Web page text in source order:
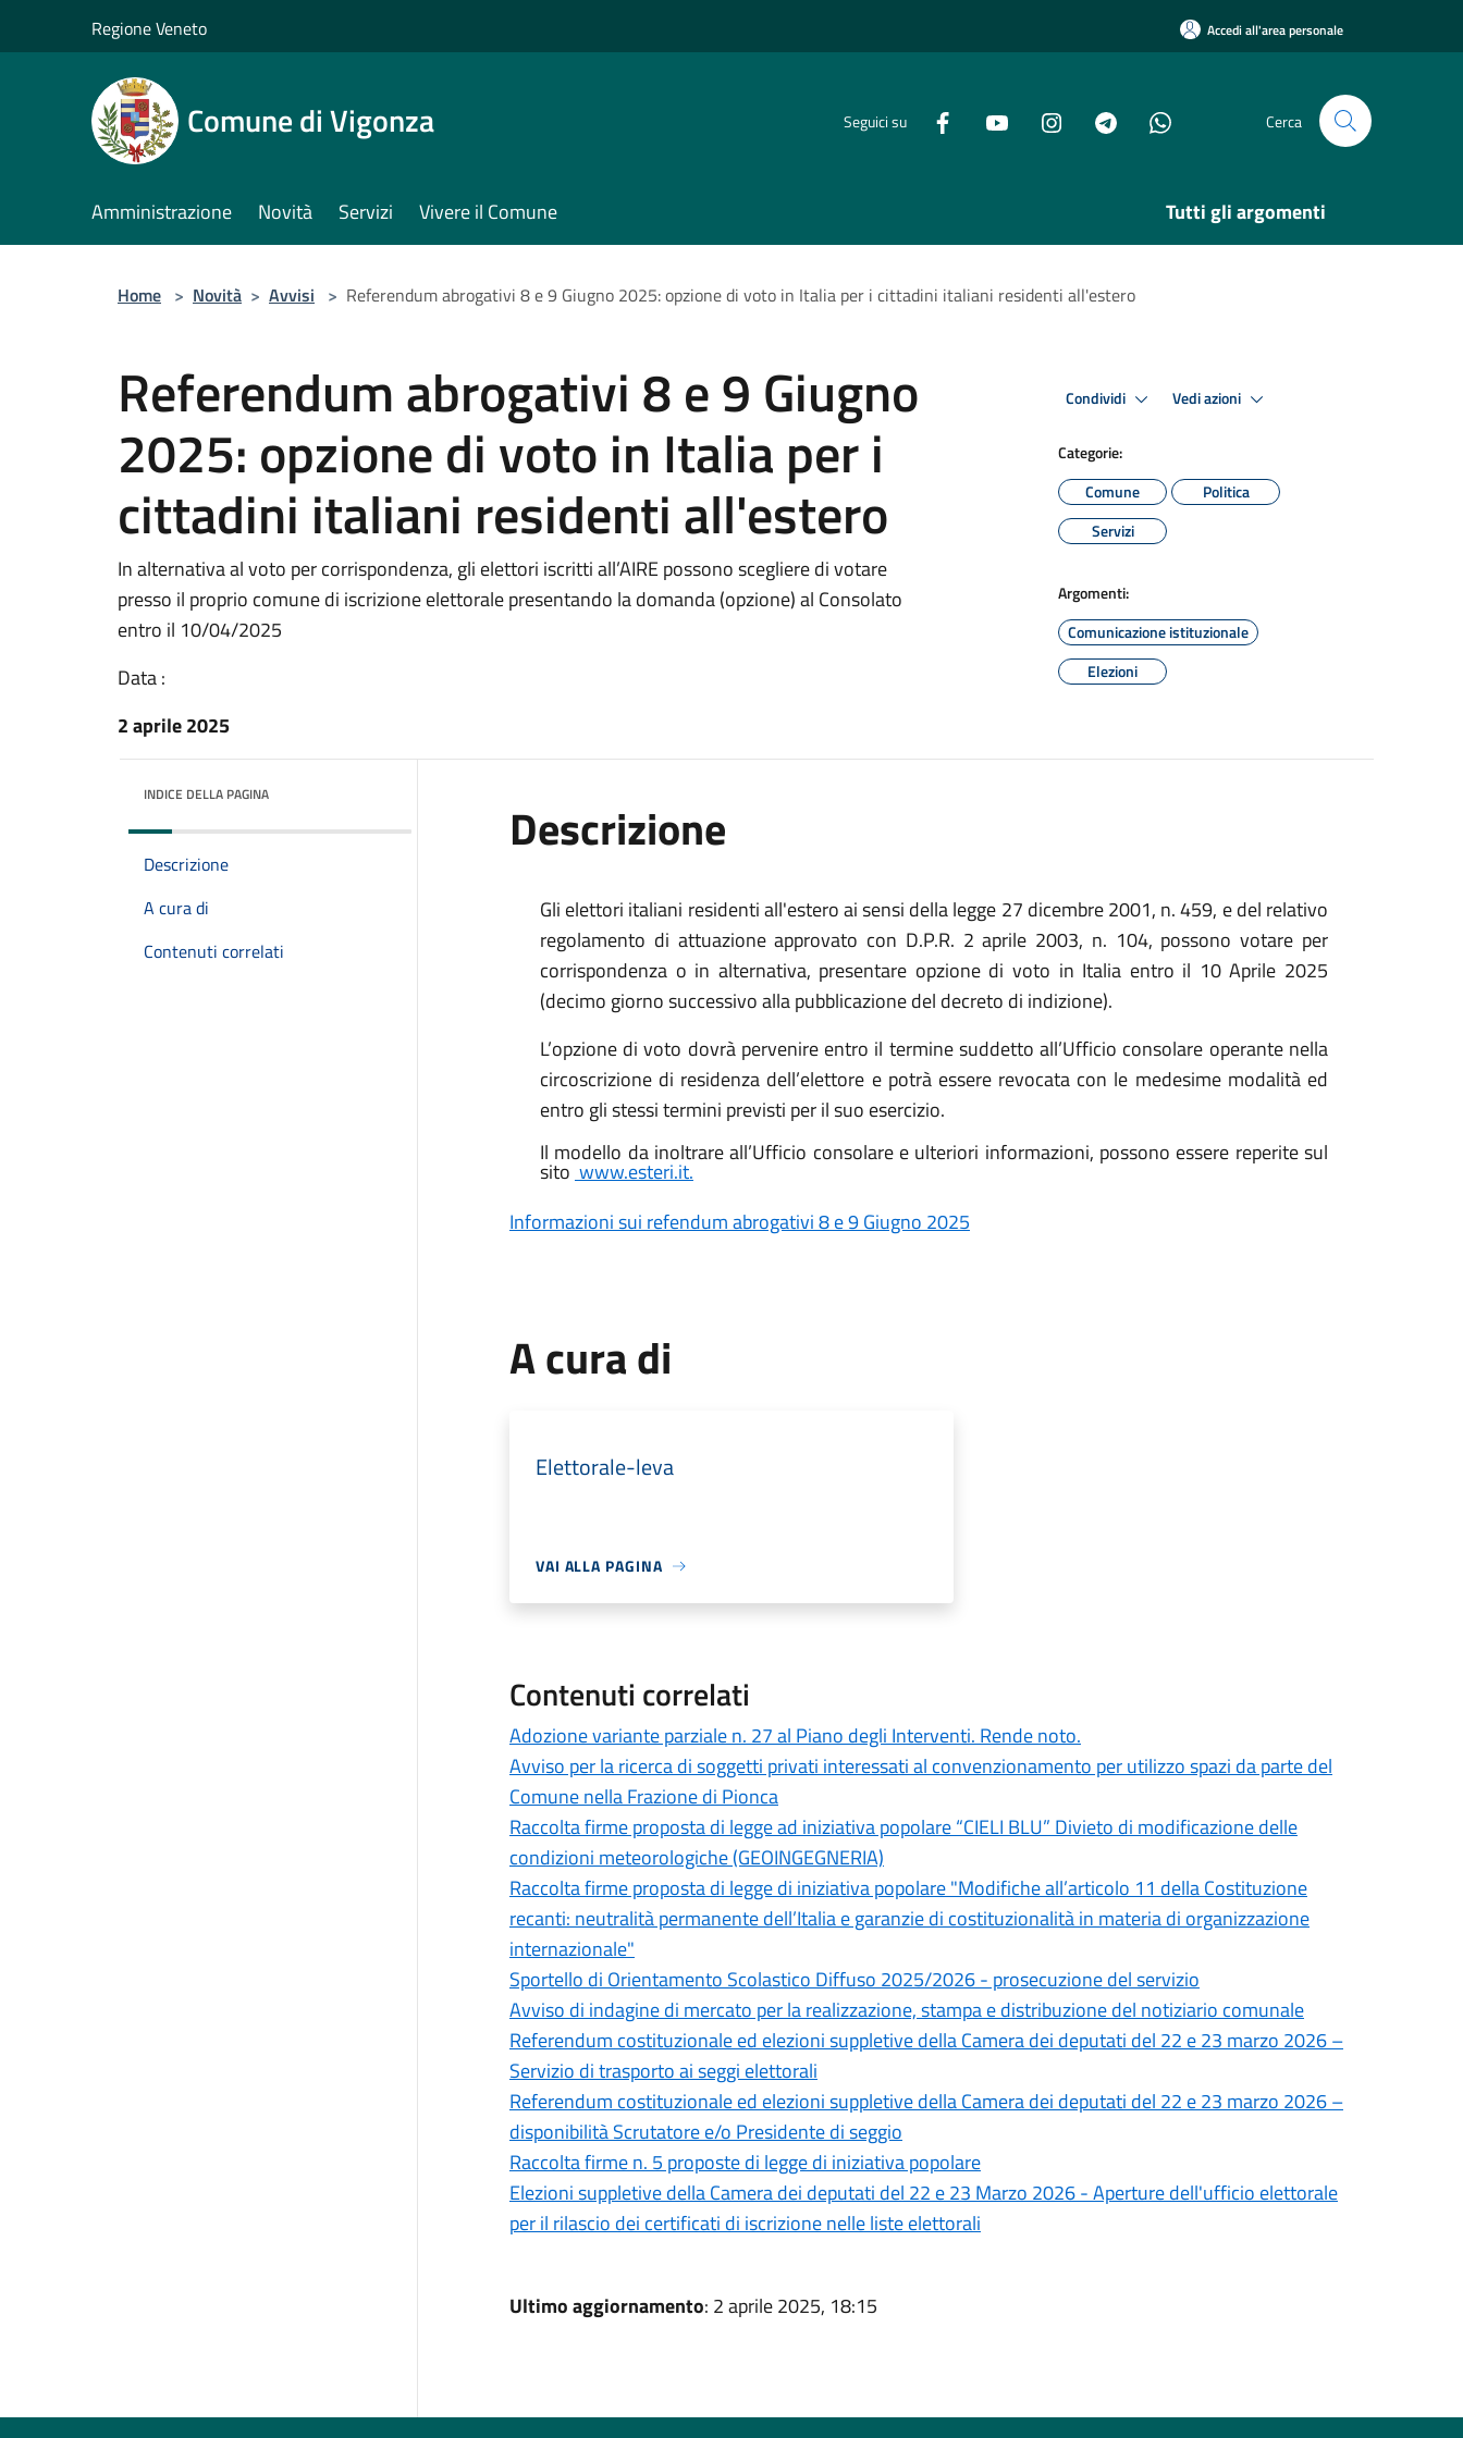
Regione Veneto Accedi all'area personale
Comune di Vigonza Seguici su Cerca
Amministrazione Novità Servizi Vivere il Comune Tutti gli argomenti
Home > Novità > Avvisi > Referendum abrogativi 8 e 9 Giugno 2025: opzione di voto in Italia per i cittadini italiani residenti all'estero
Referendum abrogativi 8 e 9 Giugno
2025: opzione di voto in Italia per i
cittadini italiani residenti all'estero
In alternativa al voto per corrispondenza, gli elettori iscritti all’AIRE possono scegliere di votare
presso il proprio comune di iscrizione elettorale presentando la domanda (opzione) al Consolato
entro il 10/04/2025
Data :
2 aprile 2025
Condividi Vedi azioni
Categorie:
Comune
Politica
Servizi
Argomenti:
Comunicazione istituzionale
Elezioni
INDICE DELLA PAGINA
Descrizione
A cura di
Contenuti correlati
Descrizione
Gli elettori italiani residenti all'estero ai sensi della legge 27 dicembre 2001, n. 459, e del relativo
regolamento di attuazione approvato con D.P.R. 2 aprile 2003, n. 104, possono votare per
corrispondenza o in alternativa, presentare opzione di voto in Italia entro il 10 Aprile 2025
(decimo giorno successivo alla pubblicazione del decreto di indizione).
L’opzione di voto dovrà pervenire entro il termine suddetto all’Ufficio consolare operante nella
circoscrizione di residenza dell’elettore e potrà essere revocata con le medesime modalità ed
entro gli stessi termini previsti per il suo esercizio.
Il modello da inoltrare all’Ufficio consolare e ulteriori informazioni, possono essere reperite sul
sito www.esteri.it.
Informazioni sui refendum abrogativi 8 e 9 Giugno 2025
A cura di
Elettorale-leva
VAI ALLA PAGINA
Contenuti correlati
Adozione variante parziale n. 27 al Piano degli Interventi. Rende noto.
Avviso per la ricerca di soggetti privati interessati al convenzionamento per utilizzo spazi da parte del
Comune nella Frazione di Pionca
Raccolta firme proposta di legge ad iniziativa popolare “CIELI BLU” Divieto di modificazione delle
condizioni meteorologiche (GEOINGEGNERIA)
Raccolta firme proposta di legge di iniziativa popolare "Modifiche all’articolo 11 della Costituzione
recanti: neutralità permanente dell’Italia e garanzie di costituzionalità in materia di organizzazione
internazionale"
Sportello di Orientamento Scolastico Diffuso 2025/2026 - prosecuzione del servizio
Avviso di indagine di mercato per la realizzazione, stampa e distribuzione del notiziario comunale
Referendum costituzionale ed elezioni suppletive della Camera dei deputati del 22 e 23 marzo 2026 –
Servizio di trasporto ai seggi elettorali
Referendum costituzionale ed elezioni suppletive della Camera dei deputati del 22 e 23 marzo 2026 –
disponibilità Scrutatore e/o Presidente di seggio
Raccolta firme n. 5 proposte di legge di iniziativa popolare
Elezioni suppletive della Camera dei deputati del 22 e 23 Marzo 2026 - Aperture dell'ufficio elettorale
per il rilascio dei certificati di iscrizione nelle liste elettorali
Ultimo aggiornamento: 2 aprile 2025, 18:15